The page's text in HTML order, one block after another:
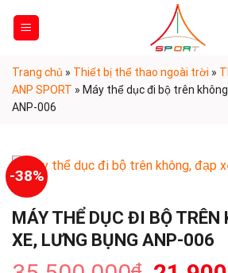
Trang chủ » Thiết bị thể thao ngoài trời »
ANP SPORT » Máy thể dục đi bộ trên
ANP-006
-38%
MÁY THỂ DỤC ĐI BỘ TRÊN
XE, LƯNG BỤNG ANP-006